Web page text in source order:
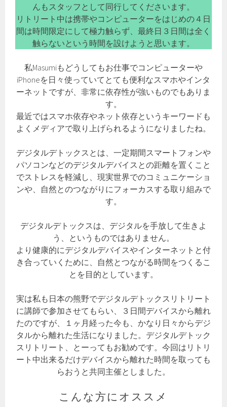
んもスタッフとして同行してくださいます。
リトリート中は携帯やコンピューターをはじめの４日
間は時間限定にして極力触らず、最終日３日間は全く
触らないという時間を設けようと思います。
私Masumiもどうしてもお仕事でコンピューターや
iPhoneを日々使っていてとても便利なスマホやインタ
ーネットですが、非常に依存性が強いものでもありま
す。
最近ではスマホ依存やネット依存というキーワードも
よくメディアで取り上げられるようになりましたね。
デジタルデトックスとは、一定期間スマートフォンや
パソコンなどのデジタルデバイスとの距離を置くこと
でストレスを軽減し、現実世界でのコミュニケーショ
ンや、自然とのつながりにフォーカスする取り組みで
す。
デジタルデトックスは、デジタルを手放して生きよ
う、というものではありません。
より健康的にデジタルデバイスやインターネットと付
き合っていくために、自然とつながる時間をつくるこ
とを目的としています。
実は私も日本の熊野でデジタルデトックスリトリート
に講師で参加させてもらい、３日間デバイスから離れ
たのですが、１ヶ月経った今も、かなり日々からデジ
タルから離れた生活になりました。デジタルデトック
スリトリート、とーってもお勧めです。今回はリトリ
ート中出来るだけデバイスから離れた時間を取っても
らおうと共同主催としました。
こんな方にオススメ